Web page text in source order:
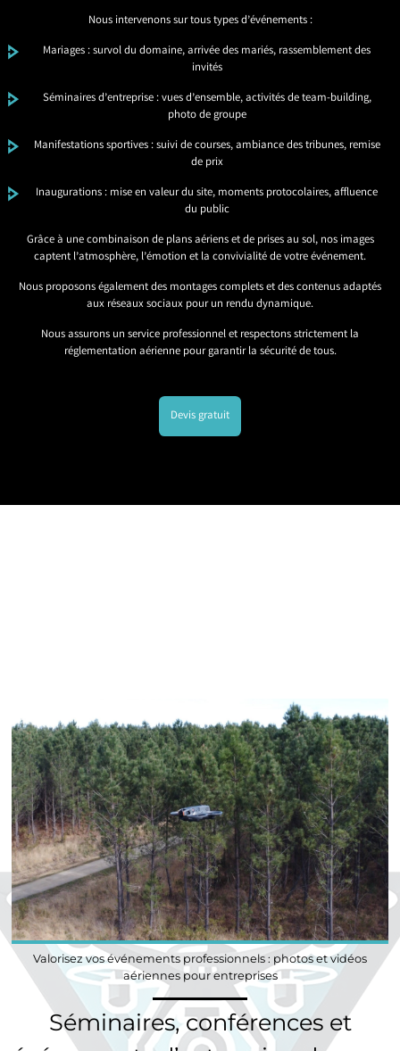
Nous intervenons sur tous types d’événements :
Mariages : survol du domaine, arrivée des mariés, rassemblement des
invités
Séminaires d’entreprise : vues d’ensemble, activités de team-building,
photo de groupe
Manifestations sportives : suivi de courses, ambiance des tribunes, remise
de prix
Inaugurations : mise en valeur du site, moments protocolaires, affluence
du public
Grâce à une combinaison de plans aériens et de prises au sol, nos images
captent l’atmosphère, l’émotion et la convivialité de votre événement.
Nous proposons également des montages complets et des contenus adaptés
aux réseaux sociaux pour un rendu dynamique.
Nous assurons un service professionnel et respectons strictement la
réglementation aérienne pour garantir la sécurité de tous.
Devis gratuit
Valorisez vos événements professionnels : photos et vidéos
aériennes pour entreprises
Séminaires, conférences et